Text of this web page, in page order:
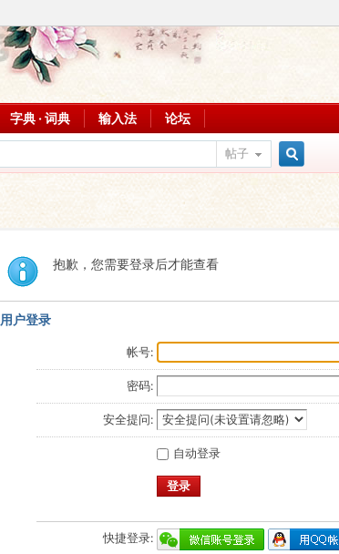
字典 · 词典 输入法 论坛
帖子
抱歉，您需要登录后才能查看
用户登录
帐号:
密码:
安全提问:
自动登录
登录
快捷登录: